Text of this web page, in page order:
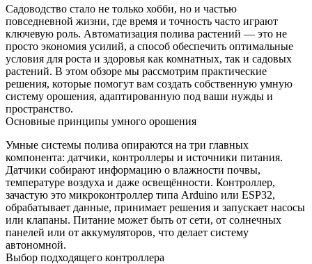
Садоводство стало не только хобби, но и частью
повседневной жизни, где время и точность часто играют
ключевую роль. Автоматизация полива растений — это не
просто экономия усилий, а способ обеспечить оптимальные
условия для роста и здоровья как комнатных, так и садовых
растений. В этом обзоре мы рассмотрим практические
решения, которые помогут вам создать собственную умную
систему орошения, адаптированную под ваши нужды и
пространство.
Основные принципы умного орошения
Умные системы полива опираются на три главных
компонента: датчики, контроллеры и источники питания.
Датчики собирают информацию о влажности почвы,
температуре воздуха и даже освещённости. Контроллер,
зачастую это микроконтроллер типа Arduino или ESP32,
обрабатывает данные, принимает решения и запускает насосы
или клапаны. Питание может быть от сети, от солнечных
панелей или от аккумуляторов, что делает систему
автономной.
Выбор подходящего контроллера